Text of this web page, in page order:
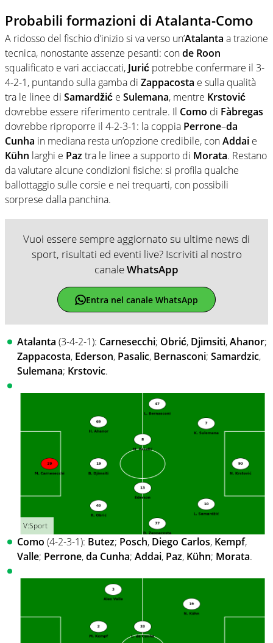
Probabili formazioni di Atalanta-Como
A ridosso del fischio d’inizio si va verso un’Atalanta a trazione
tecnica, nonostante assenze pesanti: conde Roon
squalificato e vari acciaccati, Jurić potrebbe confermare il 3-
4-2-1, puntando sulla gamba di Zappacosta e sulla qualità
tra le linee di Samardžić e Sulemana, mentre Krstović
dovrebbe essere riferimento centrale. Il Como di Fàbregas
dovrebbe riproporre il 4-2-3-1: la coppia Perrone–da
Cunha in mediana resta un’opzione credibile, conAddai e
Kühn larghi e Paztra le linee a supporto di Morata. Restano
da valutare alcune condizioni fisiche: si profila qualche
ballottaggio sulle corsie e nei trequarti, con possibili
sorprese dalla panchina.
Vuoi essere sempre aggiornato su ultime news di
sport, risultati ed eventi live? Iscriviti al nostro
canaleWhatsApp
Entra nel canale WhatsApp
Atalanta (3-4-2-1): Carnesecchi; Obrić, Djimsiti,Ahanor;
Zappacosta, Ederson, Pasalic, Bernasconi; Samardzic,
Sulemana; Krstovic.
V:Sport
Como (4-2-3-1): Butez; Posch, Diego Carlos, Kempf,
Valle; Perrone,da Cunha; Addai, Paz, Kühn; Morata.